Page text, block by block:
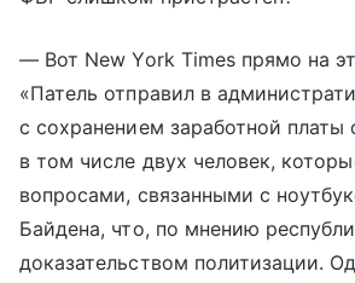
— Вот New York Times прямо на
«Патель отправил в
с сохранением заработной платы
в том числе двух человек,
вопросами, связанными с
Байдена, что, по мнению
доказательством политизации.